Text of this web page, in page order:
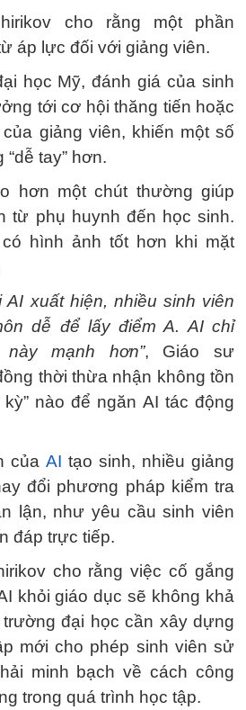
cho rằng một phần
áp lực đối với giảng viên.
học Mỹ, đánh giá của sinh
tới cơ hội thăng tiến hoặc
giảng viên, khiến một số
tay” hơn.
hơn một chút thường giúp
từ phụ huynh đến học sinh.
hình ảnh tốt hơn khi mặt
AI xuất hiện, nhiều sinh viên
dễ để lấy điểm A. AI chỉ
mạnh hơn”, Giáo sư
thời thừa nhận không tồn
nào để ngăn AI tác động
của AI tạo sinh, nhiều giảng
đổi phương pháp kiểm tra
lận, như yêu cầu sinh viên
đáp trực tiếp.
cho rằng việc cố gắng
khỏi giáo dục sẽ không khả
đại học cần xây dựng
mới cho phép sinh viên sử
minh bạch về cách công
trong quá trình học tập.